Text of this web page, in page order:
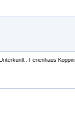
: Ferienhaus Koppin